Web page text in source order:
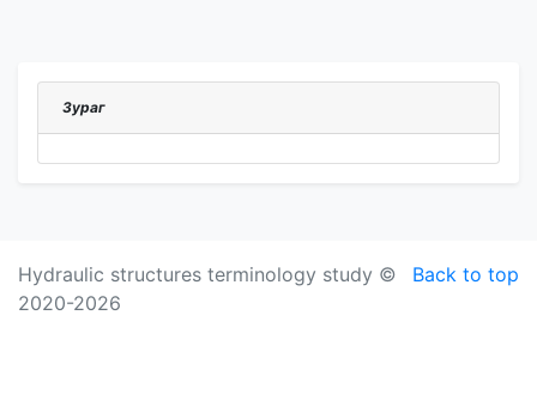
Зураг
Back to top
Hydraulic structures terminology study ©
2020-2026